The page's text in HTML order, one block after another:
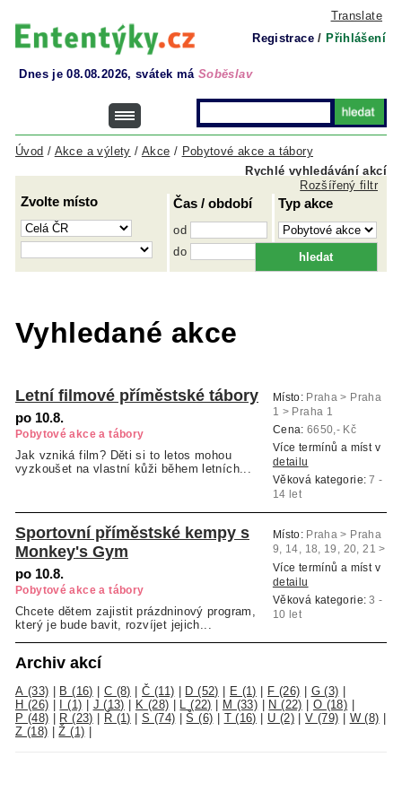
Translate
Registrace / Přihlášení
Dnes je 08.08.2026, svátek má Soběslav
Rychlé vyhledávání akcí
Úvod / Akce a výlety / Akce / Pobytové akce a tábory
Zvolte místo Čas / období
od
do
Typ akce
Rozšířený filtr
Vyhledané akce
Letní filmové příměstské tábory
po 10.8.
Pobytové akce a tábory
Jak vzniká film? Děti si to letos mohou
vyzkoušet na vlastní kůži během letních...
Místo: Praha > Praha
1 > Praha 1
Cena: 6650,- Kč
Více termínů a míst v
detailu
Věková kategorie: 7 -
14 let
Sportovní příměstské kempy s
Monkey's Gym
po 10.8.
Pobytové akce a tábory
Chcete dětem zajistit prázdninový program,
který je bude bavit, rozvíjet jejich...
Místo: Praha > Praha
9, 14, 18, 19, 20, 21 >
Praha 9
Více termínů a míst v
detailu
Věková kategorie: 3 -
10 let
Archiv akcí
A (33) B (16) C (8) |Č (11) D (52) E (1) F (26) G (3)
H (26)
I (1) J (13) K (28) L (22) M (33) N (22) O (18)
P (48)
R (23) Ř (1) |S (74) |Š (6) T (16) U (2)|V (79) W (8)
Z (18) |Ž (1)